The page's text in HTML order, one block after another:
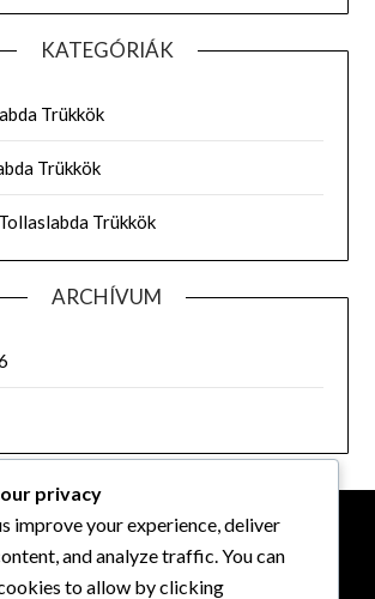
KATEGÓRIÁK
Trükkök
Trükkök
Trükkök
ARCHÍVUM
privacy
improve your experience, deliver
and analyze traffic. You can
to allow by clicking